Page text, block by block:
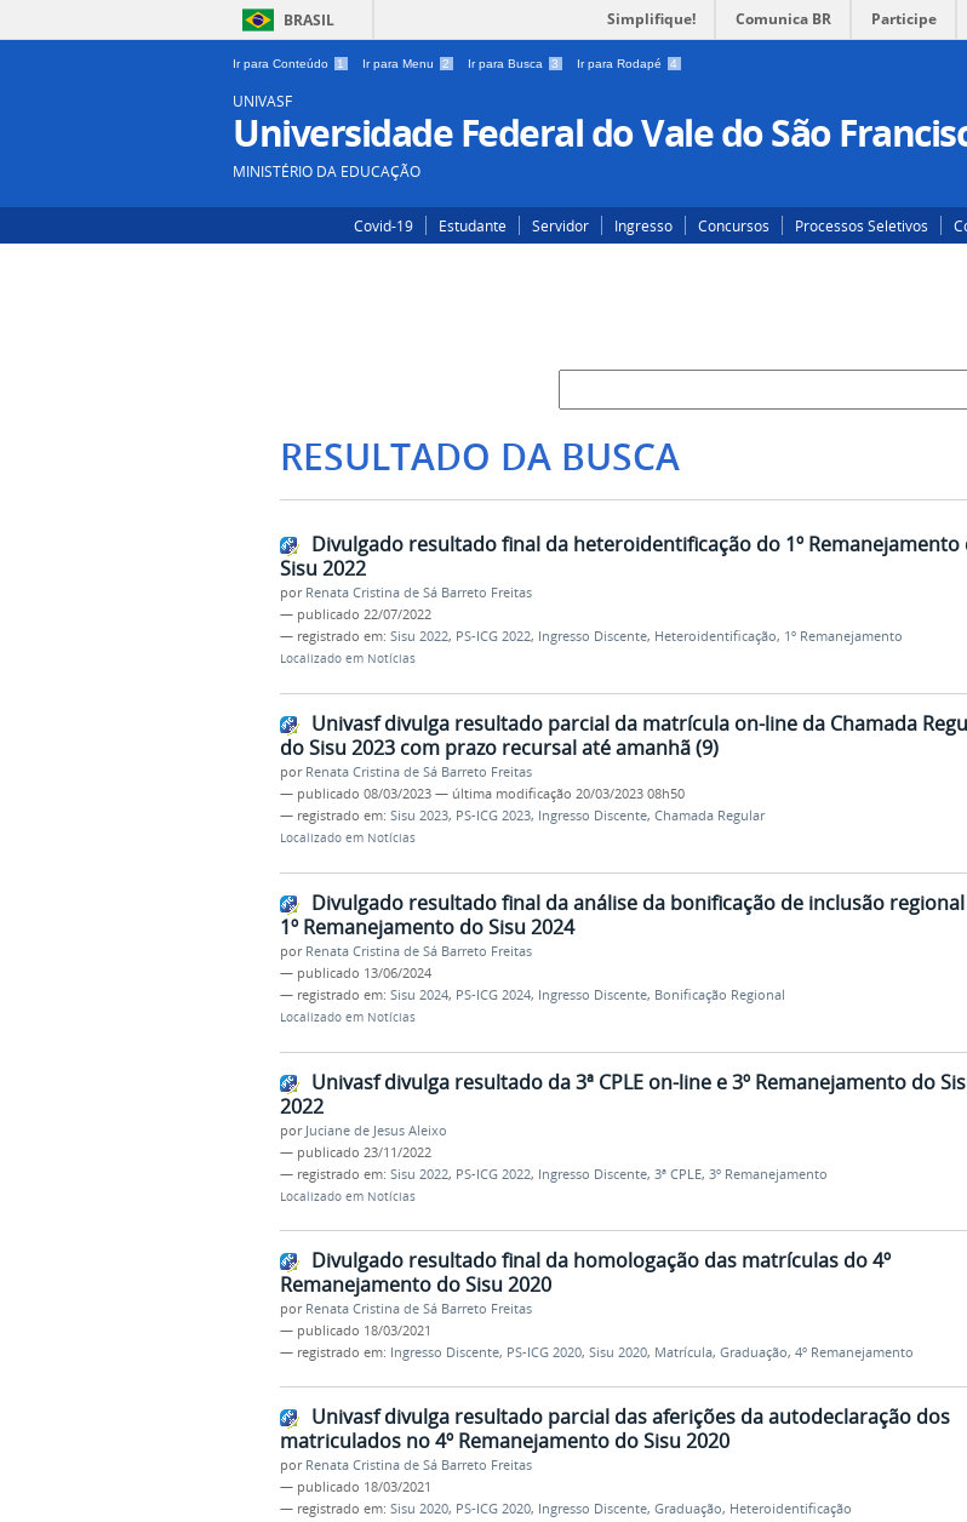
BRASIL Simplifique! Comunica BR Participe
Ir para Conteúdo 1 Ir para Menu 2 Ir para Busca 3 Ir para Rodapé 4
UNIVASF
Universidade Federal do Vale do São
MINISTÉRIO DA EDUCAÇÃO
Covid-19 Estudante Servidor Ingresso Concursos Processos Seletivos
RESULTADO DA BUSCA
Divulgado resultado final da heteroidentificação do 1º Remanejamento
Sisu 2022
por Renata Cristina de Sá Barreto Freitas
— publicado 22/07/2022
— registrado em: Sisu 2022, PS-ICG 2022, Ingresso Discente, Heteroidentificação, 1º Remanejamento
Localizado em Notícias
Univasf divulga resultado parcial da matrícula on-line da Chamada
do Sisu 2023 com prazo recursal até amanhã (9)
por Renata Cristina de Sá Barreto Freitas
— publicado 08/03/2023 — última modificação 20/03/2023 08h50
— registrado em: Sisu 2023, PS-ICG 2023, Ingresso Discente, Chamada Regular
Localizado em Notícias
Divulgado resultado final da análise da bonificação de inclusão
1º Remanejamento do Sisu 2024
por Renata Cristina de Sá Barreto Freitas
— publicado 13/06/2024
— registrado em: Sisu 2024, PS-ICG 2024, Ingresso Discente, Bonificação Regional
Localizado em Notícias
Univasf divulga resultado da 3ª CPLE on-line e 3º Remanejamento do
2022
por Juciane de Jesus Aleixo
— publicado 23/11/2022
— registrado em: Sisu 2022, PS-ICG 2022, Ingresso Discente, 3ª CPLE, 3º Remanejamento
Localizado em Notícias
Divulgado resultado final da homologação das matrículas do 4º
Remanejamento do Sisu 2020
por Renata Cristina de Sá Barreto Freitas
— publicado 18/03/2021
— registrado em: Ingresso Discente, PS-ICG 2020, Sisu 2020, Matrícula, Graduação, 4º Remanejamento
Univasf divulga resultado parcial das aferições da autodeclaração dos
matriculados no 4º Remanejamento do Sisu 2020
por Renata Cristina de Sá Barreto Freitas
— publicado 18/03/2021
— registrado em: Sisu 2020, PS-ICG 2020, Ingresso Discente, Graduação, Heteroidentificação